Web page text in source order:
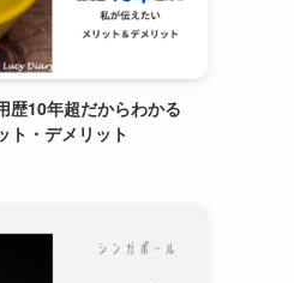
歴10年超だからわかる
ト・デメリット